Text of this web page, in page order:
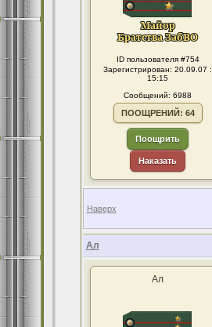
ID пользователя #754
Зарегистрирован: 20.09.07 :
15:15
Сообщений: 6988
ПООЩРЕНИЙ: 64
Поощрить
Наказать
Наверх
Ал
Ал